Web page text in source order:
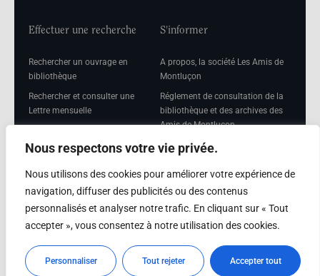
Nous respectons votre vie privée.
Nous utilisons des cookies pour améliorer votre expérience de
navigation, diffuser des publicités ou des contenus
personnalisés et analyser notre trafic. En cliquant sur « Tout
accepter », vous consentez à notre utilisation des cookies.
Personnaliser Tout rejeter Accepter tout
Effectuer une recherche
Rechercher un ouvrage en
bibliothèque
Rechercher et consulter une
Lettre mensuelle
mensuelle
S'informer
A propos, la société Les Amis de
Montluçon
Réglement de consultation de la
bibliothèque et des archives des
Amis de Montluçon
Mentions légales
Adhérer